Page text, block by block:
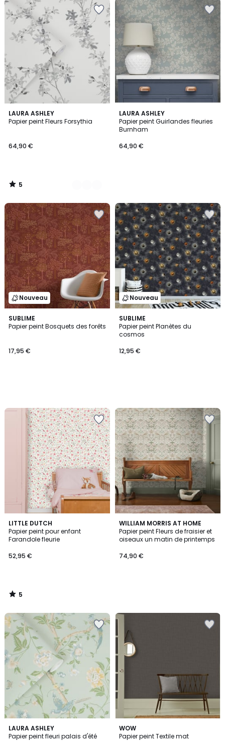
LAURA ASHLEY
Papier peint Fleurs Forsythia
64,90 €
5
/
2
Couleurs
5
/
LAURA ASHLEY
Papier peint Guirlandes fleuries
Burnham
64,90 €
Nouveau
SUBLIME
Papier peint Bosquets des forêts
17,95 €
Nouveau
SUBLIME
Papier peint Planètes du
cosmos
12,95 €
LITTLE DUTCH
Papier peint pour enfant
Farandole fleurie
52,95 €
5
/
5
5
/
WILLIAM MORRIS AT HOME
Papier peint Fleurs de fraisier et
oiseaux un matin de printemps
74,90 €
LAURA ASHLEY
Papier peint fleuri palais d'été
WOW
Papier peint Textile mat